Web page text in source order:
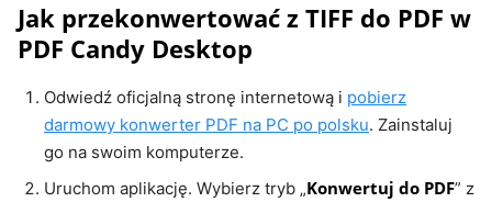
Jak przekonwertować z TIFF do PDF w
PDF Candy Desktop
Odwiedź oficjalną stronę internetową i pobierz
darmowy konwerter PDF na PC po polsku. Zainstaluj
go na swoim komputerze.
Uruchom aplikację. Wybierz tryb „Konwertuj do PDF” z